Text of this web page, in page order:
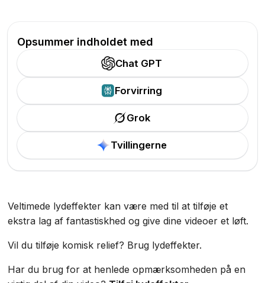
Opsummer indholdet med
Chat GPT
Forvirring
Grok
Tvillingerne
Veltimede lydeffekter kan være med til at tilføje et
ekstra lag af fantastiskhed og give dine videoer et løft.
Vil du tilføje komisk relief? Brug lydeffekter.
Har du brug for at henlede opmærksomheden på en